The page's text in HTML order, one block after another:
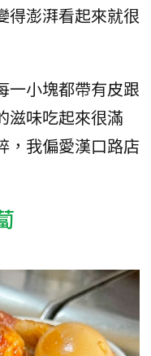
得澎湃看起來就很
一小塊都帶有皮跟
滋味吃起來很滿
，我偏愛漢口路店